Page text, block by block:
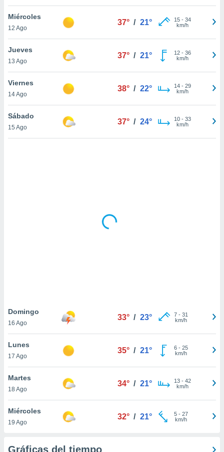
de
sitio
de que
sean
para
ni para
únicos
similares
como
IP
posible
traten tus
en
Para
Miércoles
12 Ago
37° / 21° 15- 34
km/h
Jueves
13 Ago
37° / 21° 12- 36
km/h
Viernes
14 Ago
38° / 22° 14- 29
km/h
Sábado
15 Ago
37° / 24° 10- 33
km/h
Domingo
16 Ago
33° / 23° 7- 31
km/h
Lunes
17 Ago
35° / 21° 6- 25
km/h
Martes
18 Ago
34° / 21° 13- 42
km/h
Miércoles
19 Ago
32° / 21° 5- 27
km/h
Gráficas del tiempo